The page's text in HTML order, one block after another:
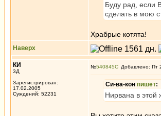
Буду рад, если
сделать в мою
Храбрые котята!
Наверх
КИ
3Д
Зарегистрирован:
17.02.2005
Суждений: 52231
№540845 Добавлено: Пт
Си-ва-кон пишет:
Нирвана в этой